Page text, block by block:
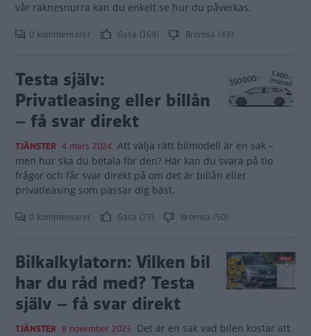
vår räknesnurra kan du enkelt se hur du påverkas.
0 kommentarer Gasa (169) Bromsa (43)
Testa själv:
Privatleasing eller billån
– få svar direkt
TJÄNSTER 4 mars 2024 Att välja rätt bilmodell är en sak –
men hur ska du betala för den? Här kan du svara på tio
frågor och får svar direkt på om det är billån eller
privatleasing som passar dig bäst.
0 kommentarer Gasa (73) Bromsa (50)
Bilkalkylatorn: Vilken bil
har du råd med? Testa
själv – få svar direkt
TJÄNSTER 8 november 2023 Det är en sak vad bilen kostar att